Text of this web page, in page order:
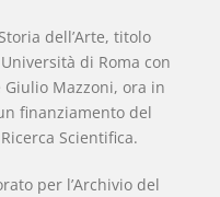
dell’Arte, titolo
di Roma con
Mazzoni, ora in
finanziamento del
Scientifica.
per l’Archivio del